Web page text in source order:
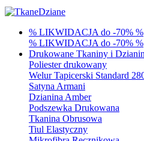
% LIKWIDACJA do -70% %
% LIKWIDACJA do -70% %
Drukowane Tkaniny i
Poliester drukowany
Welur Tapicerski Standard
Satyna Armani
Dzianina Amber
Podszewka Drukowana
Tkanina Obrusowa
Tiul Elastyczny